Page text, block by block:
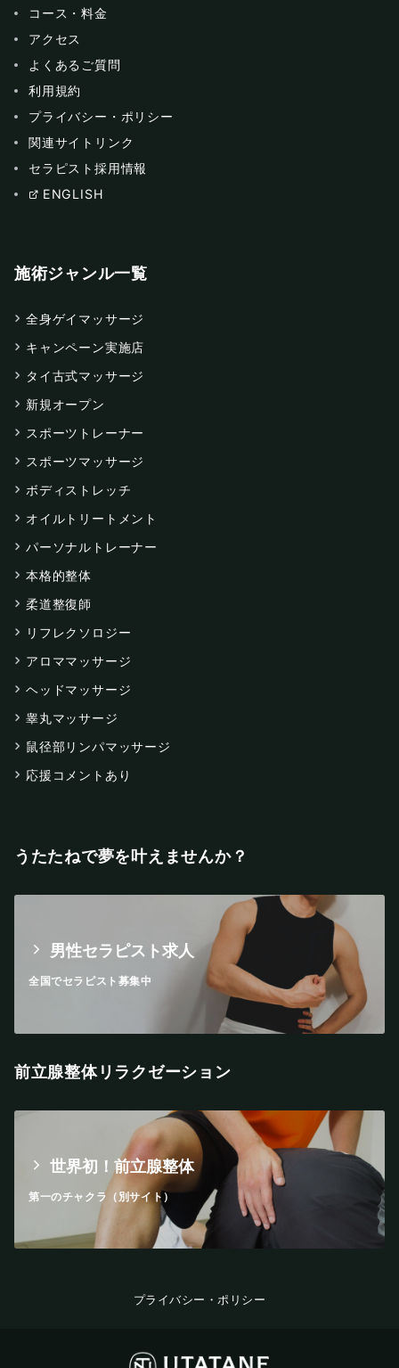
コース・料金
アクセス
よくあるご質問
利用規約
プライバシー・ポリシー
関連サイトリンク
セラピスト採用情報
ENGLISH
施術ジャンル一覧
全身ゲイマッサージ
キャンペーン実施店
タイ古式マッサージ
新規オープン
スポーツトレーナー
スポーツマッサージ
ボディストレッチ
オイルトリートメント
パーソナルトレーナー
本格的整体
柔道整復師
リフレクソロジー
アロママッサージ
ヘッドマッサージ
睾丸マッサージ
鼠径部リンパマッサージ
応援コメントあり
うたたねで夢を叶えませんか？
男性セラピスト求人
全国でセラピスト募集中
前立腺整体リラクゼーション
世界初！前立腺整体
第一のチャクラ（別サイト）
プライバシー・ポリシー